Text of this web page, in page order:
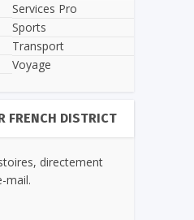
Services Pro
Sports
Transport
Voyage
FRENCH DISTRICT
directement
mail.